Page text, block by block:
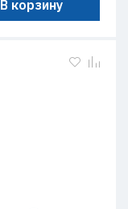
В корзину